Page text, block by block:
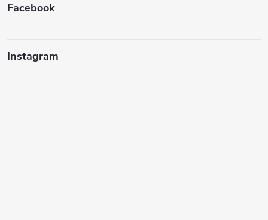
Facebook
Instagram